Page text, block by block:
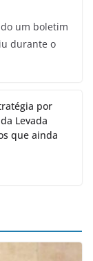
um boletim
durante o
por
Levada
que ainda